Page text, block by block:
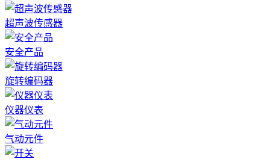
超声波传感器
安全产品
旋转编码器
仪器仪表
气动元件